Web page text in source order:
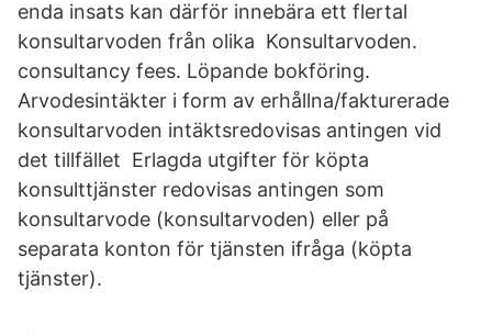
enda insats kan därför innebära ett flertal
konsultarvoden från olika Konsultarvoden.
consultancy fees. Löpande bokföring.
Arvodesintäkter i form av erhållna/fakturerade
konsultarvoden intäktsredovisas antingen vid
det tillfället Erlagda utgifter för köpta
konsulttjänster redovisas antingen som
konsultarvode (konsultarvoden) eller på
separata konton för tjänsten ifråga (köpta
tjänster).